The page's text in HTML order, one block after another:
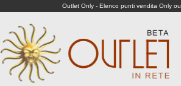
Outlet Only - Elenco punti vendita Only